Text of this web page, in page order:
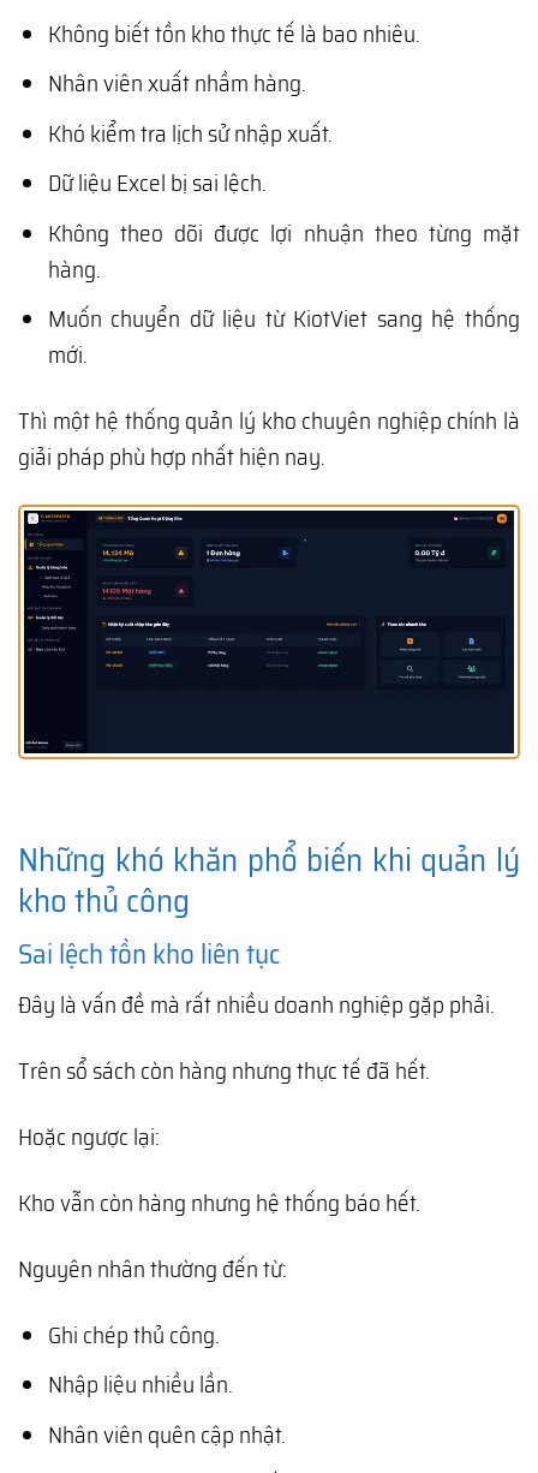
Không biết tồn kho thực tế là bao nhiêu.
Nhân viên xuất nhầm hàng.
Khó kiểm tra lịch sử nhập xuất.
Dữ liệu Excel bị sai lệch.
Không theo dõi được lợi nhuận theo từng mặt
hàng.
Muốn chuyển dữ liệu từ KiotViet sang hệ thống
mới.
Thì một hệ thống quản lý kho chuyên nghiệp chính là
giải pháp phù hợp nhất hiện nay.
Những khó khăn phổ biến khi quản lý
kho thủ công
Sai lệch tồn kho liên tục
Đây là vấn đề mà rất nhiều doanh nghiệp gặp phải.
Trên sổ sách còn hàng nhưng thực tế đã hết.
Hoặc ngược lại:
Kho vẫn còn hàng nhưng hệ thống báo hết.
Nguyên nhân thường đến từ:
Ghi chép thủ công.
Nhập liệu nhiều lần.
Nhân viên quên cập nhật.